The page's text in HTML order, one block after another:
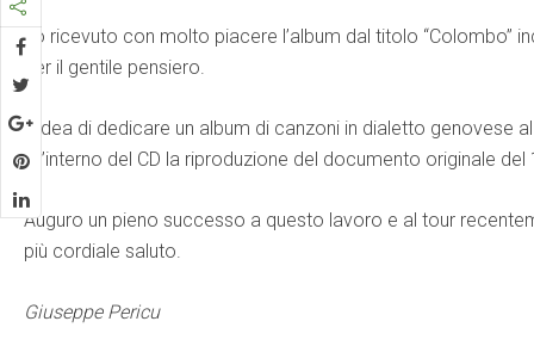
ho ricevuto con molto piacere l’album dal titolo “Colombo”
per il gentile pensiero.
L’idea di dedicare un album di canzoni in dialetto
all’interno del CD la riproduzione del documento originale
Auguro un pieno successo a questo lavoro e al tour
più cordiale saluto.
Giuseppe Pericu